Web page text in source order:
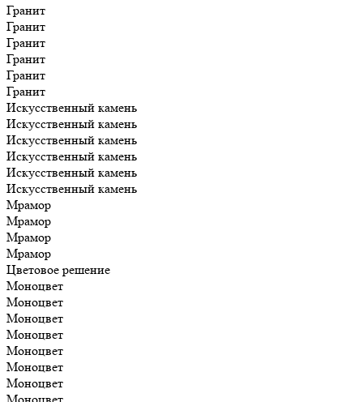
Гранит
Гранит
Гранит
Гранит
Гранит
Гранит
Искусственный камень
Искусственный камень
Искусственный камень
Искусственный камень
Искусственный камень
Искусственный камень
Мрамор
Мрамор
Мрамор
Мрамор
Цветовое решение
Моноцвет
Моноцвет
Моноцвет
Моноцвет
Моноцвет
Моноцвет
Моноцвет